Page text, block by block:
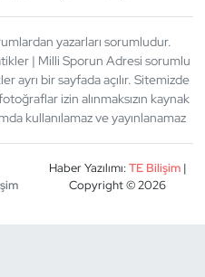
yazarları sorumludur.
| Milli Sporun Adresi sorumlu
ayrı bir sayfada açılır. Sitemizde
izin alınmaksızın kaynak
kullanılamaz ve yayınlanamaz
Haber Yazılımı:TE Bilişim|
Copyright © 2026